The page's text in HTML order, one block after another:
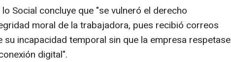
Social concluye que "se vulneró el derecho
moral de la trabajadora, pues recibió correos
su incapacidad temporal sin que la empresa respetase
digital".